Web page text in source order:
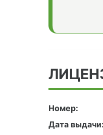
Номер:
Дата выдачи: